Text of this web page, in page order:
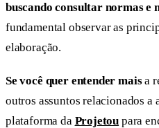
buscando consultar normas e
fundamental observar as
elaboração.
Se você quer entender maisa
outros assuntos relacionados a
plataforma da Projetou para